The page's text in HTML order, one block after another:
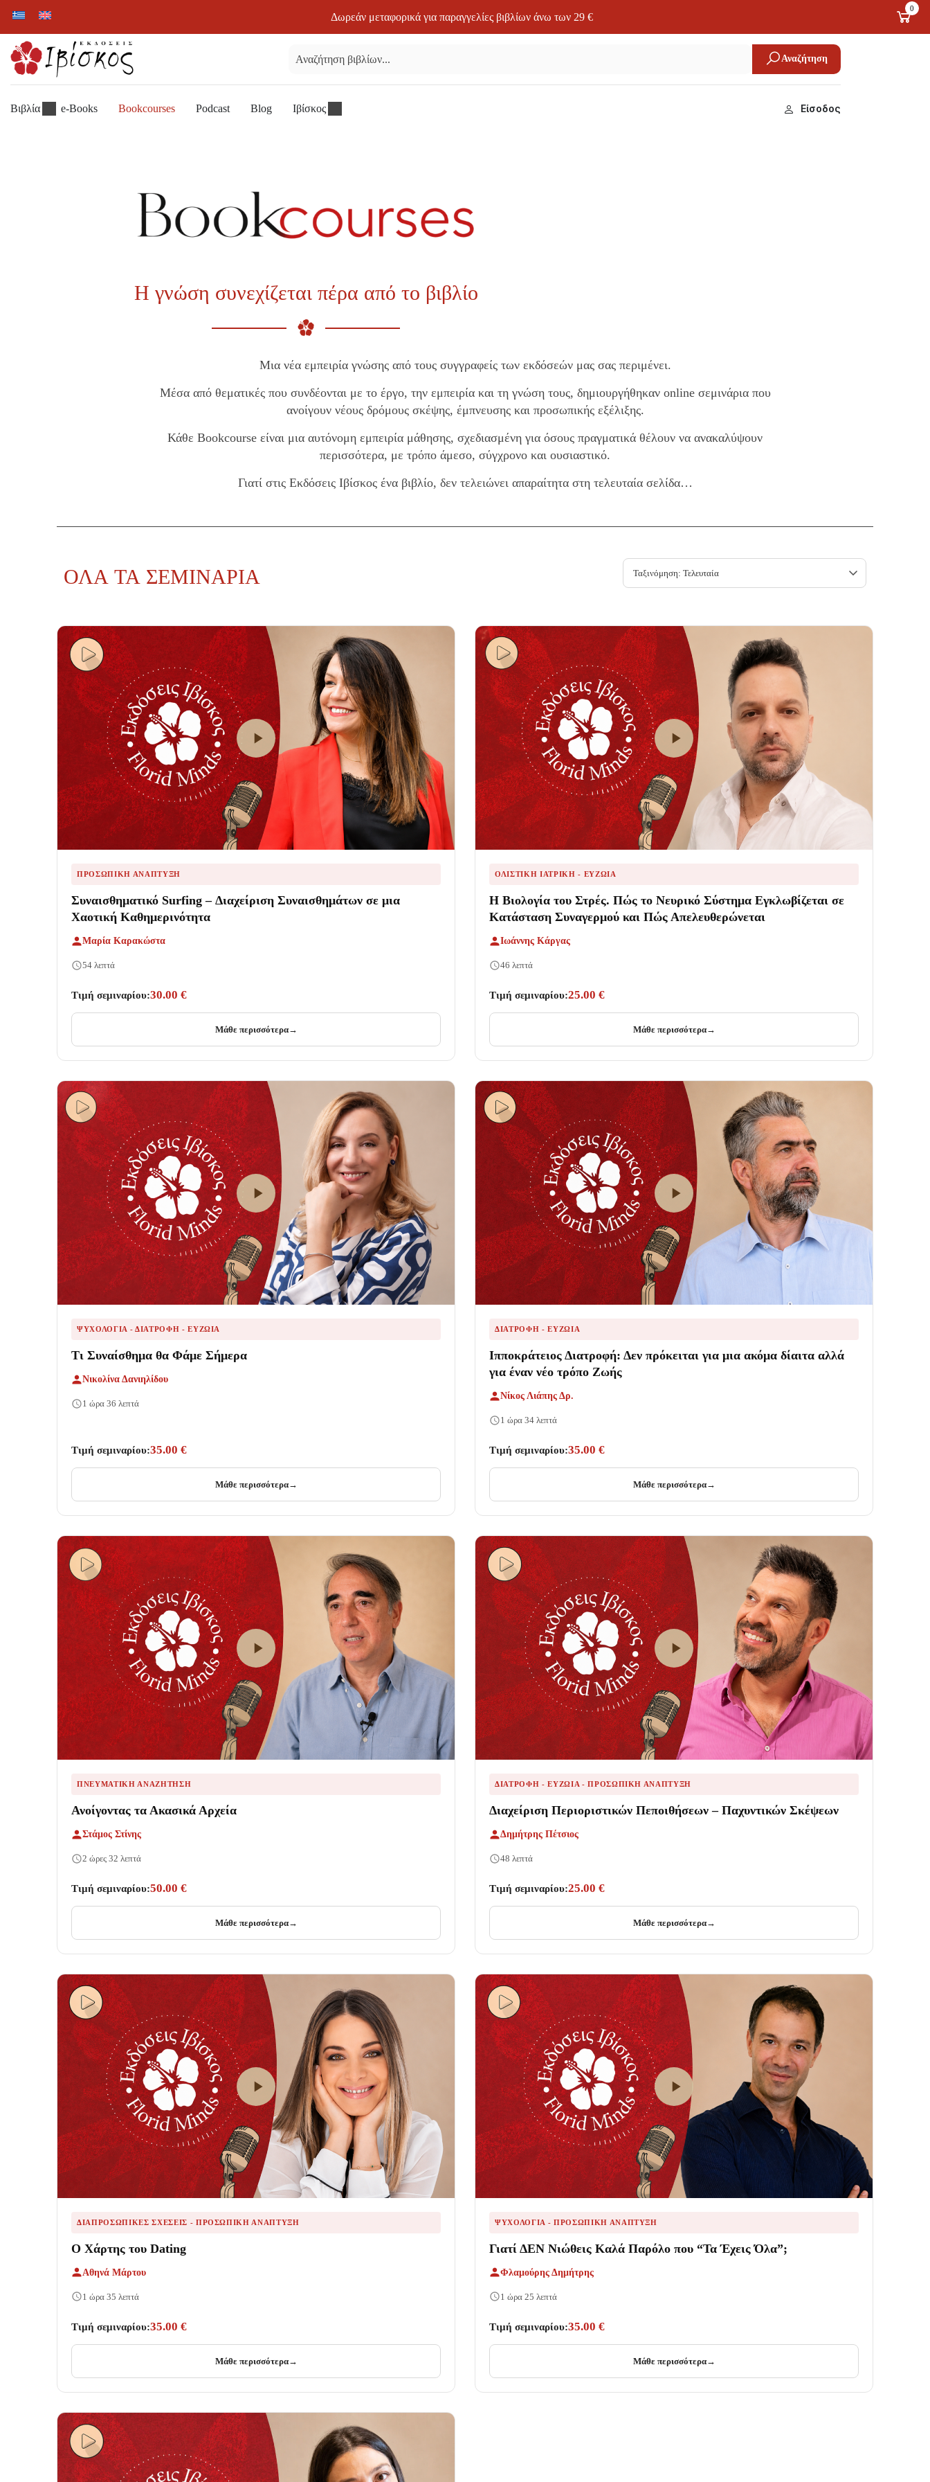
Δωρεάν μεταφορικά για παραγγελίες βιβλίων άνω των 29 €
0
Αναζήτηση
Βιβλία e-Books Bookcourses Podcast Blog Ιβίσκος Είσοδος
Η γνώση συνεχίζεται πέρα από το βιβλίο
Μια νέα εμπειρία γνώσης από τους συγγραφείς των εκδόσεών μας σας περιμένει.
Μέσα από θεματικές που συνδέονται με το έργο, την εμπειρία και τη γνώση τους, δημιουργήθηκαν online σεμινάρια που
ανοίγουν νέους δρόμους σκέψης, έμπνευσης και προσωπικής εξέλιξης.
Κάθε Bookcourse είναι μια αυτόνομη εμπειρία μάθησης, σχεδιασμένη για όσους πραγματικά θέλουν να ανακαλύψουν
περισσότερα, με τρόπο άμεσο, σύγχρονο και ουσιαστικό.
Γιατί στις Εκδόσεις Ιβίσκος ένα βιβλίο, δεν τελειώνει απαραίτητα στη τελευταία σελίδα…
ΟΛΑ ΤΑ ΣΕΜΙΝΑΡΙΑ
ΠΡΟΣΩΠΙΚΉ ΑΝΆΠΤΥΞΗ
Συναισθηματικό Surfing – Διαχείριση Συναισθημάτων σε μια
Χαοτική Καθημερινότητα
Μαρία Καρακώστα
54 λεπτά
Τιμή σεμιναρίου:30.00 €
Μάθε περισσότερα→
ΟΛΙΣΤΙΚΉ ΙΑΤΡΙΚΉ - ΕΥΖΩΊΑ
Η Βιολογία του Στρές. Πώς το Νευρικό Σύστημα Εγκλωβίζεται σε
Κατάσταση Συναγερμού και Πώς Απελευθερώνεται
Ιωάννης Κάργας
46 λεπτά
Τιμή σεμιναρίου:25.00 €
Μάθε περισσότερα→
ΨΥΧΟΛΟΓΊΑ - ΔΙΑΤΡΟΦΉ - ΕΥΖΩΊΑ
Τι Συναίσθημα θα Φάμε Σήμερα
Νικολίνα Δανιηλίδου
1 ώρα 36 λεπτά
Τιμή σεμιναρίου:35.00 €
Μάθε περισσότερα→
ΔΙΑΤΡΟΦΉ - ΕΥΖΩΊΑ
Ιπποκράτειος Διατροφή: Δεν πρόκειται για μια ακόμα δίαιτα αλλά
για έναν νέο τρόπο Ζωής
Νίκος Λιάπης Δρ.
1 ώρα 34 λεπτά
Τιμή σεμιναρίου:35.00 €
Μάθε περισσότερα→
ΠΝΕΥΜΑΤΙΚΉ ΑΝΑΖΉΤΗΣΗ
Ανοίγοντας τα Ακασικά Αρχεία
Στάμος Στίνης
2 ώρες 32 λεπτά
Τιμή σεμιναρίου:50.00 €
Μάθε περισσότερα→
ΔΙΑΤΡΟΦΉ - ΕΥΖΩΊΑ - ΠΡΟΣΩΠΙΚΉ ΑΝΆΠΤΥΞΗ
Διαχείριση Περιοριστικών Πεποιθήσεων – Παχυντικών Σκέψεων
Δημήτρης Πέτσιος
48 λεπτά
Τιμή σεμιναρίου:25.00 €
Μάθε περισσότερα→
ΔΙΑΠΡΟΣΩΠΙΚΈΣ ΣΧΈΣΕΙΣ - ΠΡΟΣΩΠΙΚΉ ΑΝΆΠΤΥΞΗ
Ο Χάρτης του Dating
Αθηνά Μάρτου
1 ώρα 35 λεπτά
Τιμή σεμιναρίου:35.00 €
Μάθε περισσότερα→
ΨΥΧΟΛΟΓΊΑ - ΠΡΟΣΩΠΙΚΉ ΑΝΆΠΤΥΞΗ
Γιατί ΔΕΝ Νιώθεις Καλά Παρόλο που “Τα Έχεις Όλα”;
Φλαμούρης Δημήτρης
1 ώρα 25 λεπτά
Τιμή σεμιναρίου:35.00 €
Μάθε περισσότερα→